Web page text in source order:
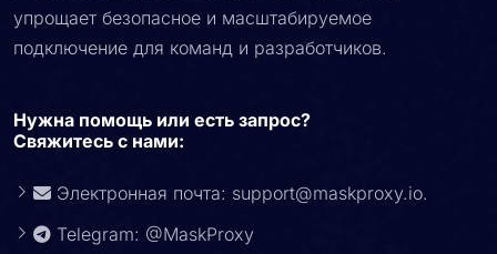
упрощает безопасное и масштабируемое
подключение для команд и разработчиков.
Нужна помощь или есть запрос?
Свяжитесь с нами:
Электронная почта: support@maskproxy.io.
Telegram: @MaskProxy